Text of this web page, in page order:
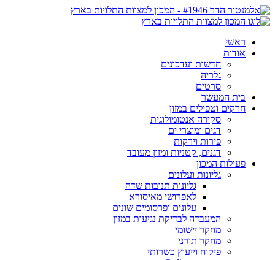
ראשי
אודות
חדשות ועדכונים
גלריה
סרטים
בית המעשר
חרקים וטפילים במזון
סקירה אנטומולוגית
דגים ומוצרי ים
פירות וירקות
דגנים, קטניות ומזון מעובד
פעילות המכון
גליונות ועלונים
גליונות תנובות שדה
לאפרושי מאיסורא
עלונים ופרסומים שונים
המעבדה לבדיקת נגיעות במזון
מחקר יישומי
מחקר תורני
פיקוח וייעוץ כשרותי